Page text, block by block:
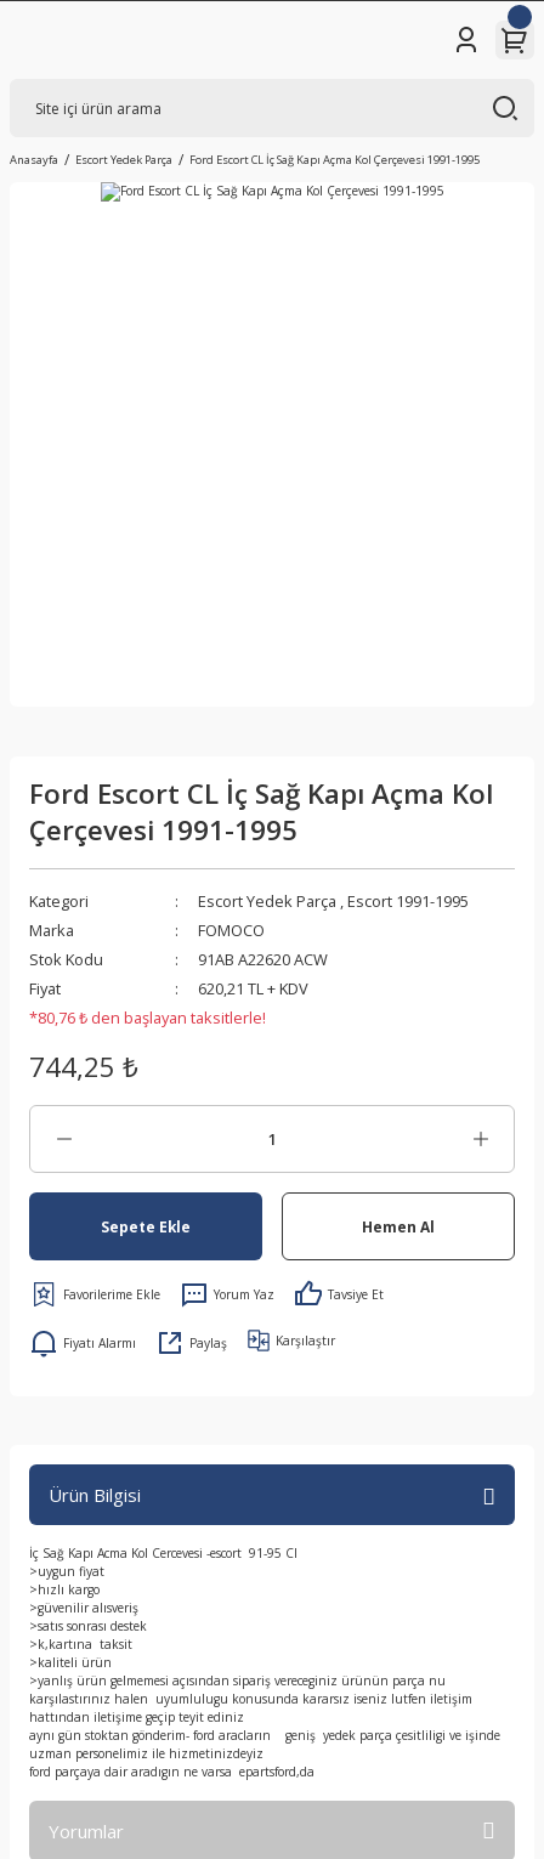
Anasayfa Escort Yedek Parça Ford Escort CL İç Sağ Kapı Açma Kol Çerçevesi 1991-1995
Ford Escort CL İç Sağ Kapı Açma Kol
Çerçevesi 1991-1995
Kategori Escort Yedek Parça ,Escort 1991-1995
Marka
FOMOCO
Stok Kodu
91AB A22620 ACW
Fiyat
620,21 TL + KDV
*80,76 ₺ den başlayan taksitlerle!
744,25 ₺
Sepete Ekle Hemen Al
Yorum Yaz Tavsiye Et
Fiyatı Alarmı Paylaş Karşılaştır
Ürün Bilgisi
İç Sağ Kapı Acma Kol Cercevesi -escort 91-95 Cl
>uygun fiyat
>hızlı kargo
>güvenilir alısveriş
>satıs sonrası destek
>k,kartına taksit
>kaliteli ürün
>yanlış ürün gelmemesi açısından sipariş vereceginiz ürünün parça nu
karşılastırınız halen uyumlulugu konusunda kararsız iseniz lutfen iletişim
hattından iletişime geçip teyit ediniz
aynı gün stoktan gönderim- ford aracların geniş yedek parça çesitliligi ve işinde
uzman personelimiz ile hizmetinizdeyiz
ford parçaya dair aradıgın ne varsa epartsford,da
Yorumlar